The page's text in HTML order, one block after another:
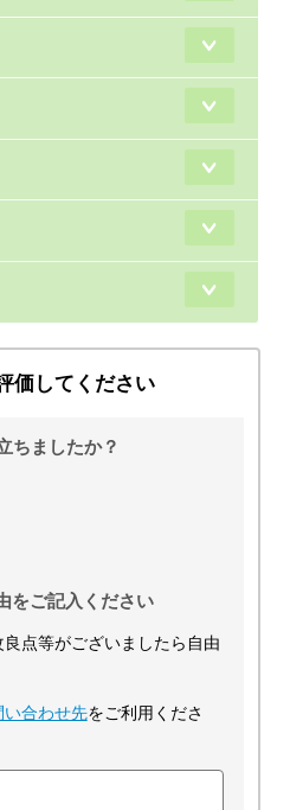
価してください
ちましたか？
をご記入ください
点等がございましたら自由
い合わせ先をご利用くださ